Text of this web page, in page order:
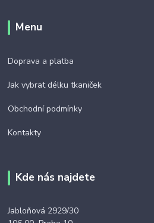
Menu
Doprava a platba
Jak vybrat délku tkaniček
Obchodní podmínky
Kontakty
Kde nás najdete
Jabloňová 2929/30